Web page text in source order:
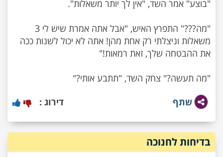
"מה???" התפרץ האיש, "אבל אתה אמרת שיש לי 3
משאלות וניצלתי רק אחת מהן! אתה לא יכול לשנות ככה
"מה תעשה?" צחק השד, "תתבע אותי?"
שתף
דירוג :
בדיחות לחנוכה